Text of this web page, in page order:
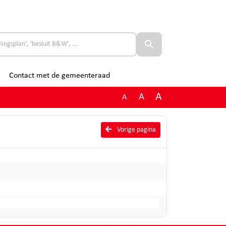
Contact met de gemeenteraad
A A A
Vorige pagina